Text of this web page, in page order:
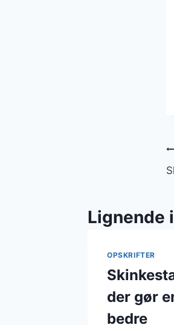
Lignende
OPSKRIFTER
der gør
bedre